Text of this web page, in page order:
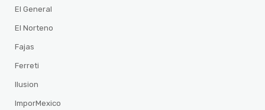
El General
El Norteno
Fajas
Ferreti
Ilusion
ImporMexico